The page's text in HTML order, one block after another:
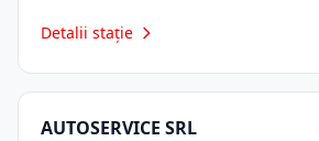
Detalii stație
AUTOSERVICE SRL